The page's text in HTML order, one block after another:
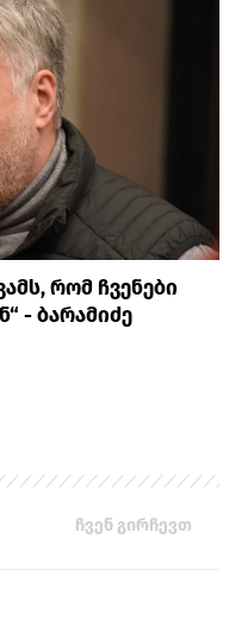
რომ ჩვენები
- ბარამიძე
ჩვენ გირჩევთ